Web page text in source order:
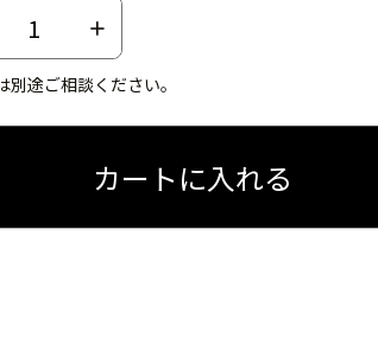
途ご相談ください。
カートに入れる